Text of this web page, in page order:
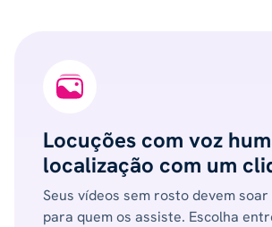
Locuções com voz
localização com um
Seus vídeos sem rosto devem
para quem os assiste. Escolha